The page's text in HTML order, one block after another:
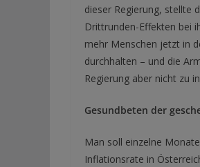
dieser Regierung, stellte
Drittrunden-Effekten bei
mehr Menschen jetzt in
durchhalten – und die
Regierung aber nicht zu
Gesundbeten der
Man soll einzelne
Inflationsrate in